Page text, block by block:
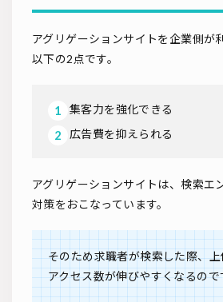
アグリゲーションサイトを企業側が
以下の2点です。
集客力を強化できる
広告費を抑えられる
アグリゲーションサイトは、検索エ
対策をおこなっています。
そのため求職者が検索した際、
アクセス数が伸びやすくなるので